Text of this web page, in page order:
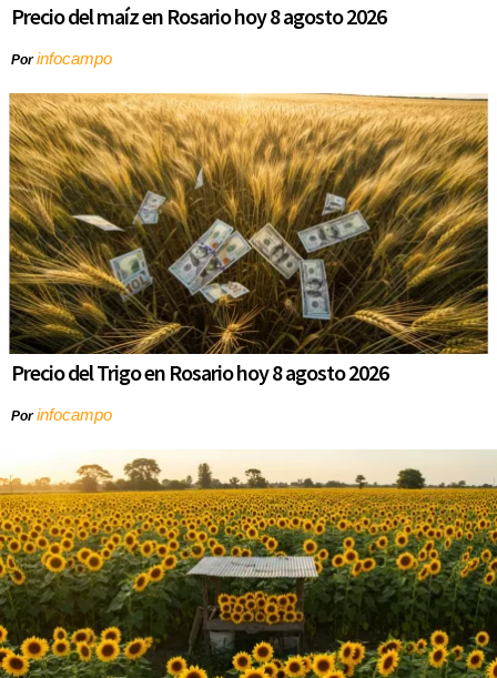
Precio del maíz en Rosario hoy 8 agosto 2026
Porinfocampo
Precio del Trigo en Rosario hoy 8 agosto 2026
Porinfocampo